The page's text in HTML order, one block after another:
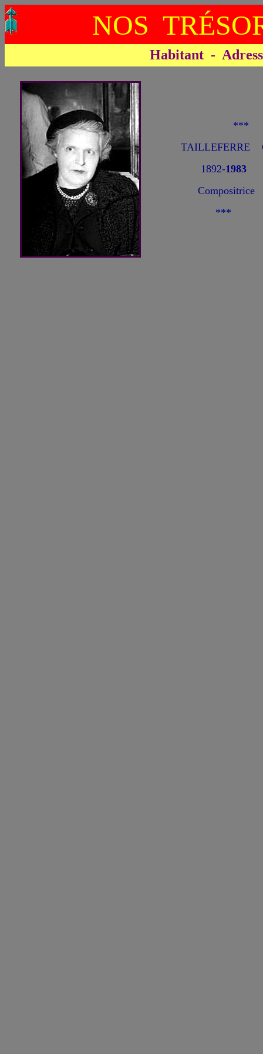
NOS
Habitant -
***
TAILLEFERRE
1892-1983
Compositrice
***